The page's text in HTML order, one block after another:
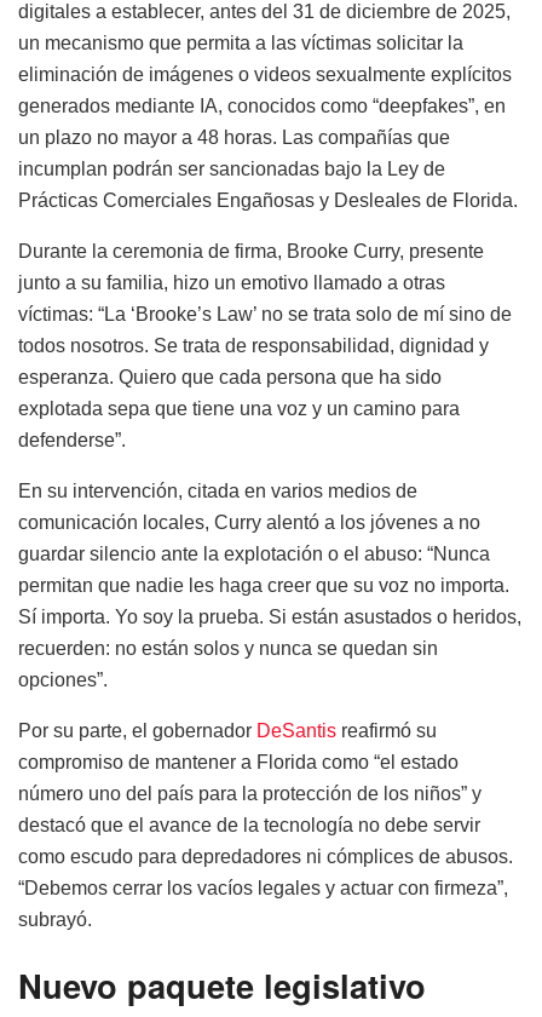
digitales a establecer, antes del 31 de diciembre de 2025,
un mecanismo que permita a las víctimas solicitar la
eliminación de imágenes o videos sexualmente explícitos
generados mediante IA, conocidos como “deepfakes”, en
un plazo no mayor a 48 horas. Las compañías que
incumplan podrán ser sancionadas bajo la Ley de
Prácticas Comerciales Engañosas y Desleales de Florida.
Durante la ceremonia de firma, Brooke Curry, presente
junto a su familia, hizo un emotivo llamado a otras
víctimas: “La ‘Brooke’s Law’ no se trata solo de mí sino de
todos nosotros. Se trata de responsabilidad, dignidad y
esperanza. Quiero que cada persona que ha sido
explotada sepa que tiene una voz y un camino para
defenderse”.
En su intervención, citada en varios medios de
comunicación locales, Curry alentó a los jóvenes a no
guardar silencio ante la explotación o el abuso: “Nunca
permitan que nadie les haga creer que su voz no importa.
Sí importa. Yo soy la prueba. Si están asustados o heridos,
recuerden: no están solos y nunca se quedan sin
opciones”.
Por su parte, el gobernador DeSantis reafirmó su
compromiso de mantener a Florida como “el estado
número uno del país para la protección de los niños” y
destacó que el avance de la tecnología no debe servir
como escudo para depredadores ni cómplices de abusos.
“Debemos cerrar los vacíos legales y actuar con firmeza”,
subrayó.
Nuevo paquete legislativo